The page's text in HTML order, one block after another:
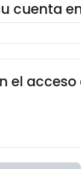
cuenta
el acceso